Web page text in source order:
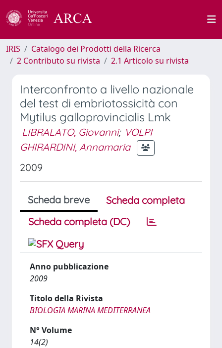
IRIS
Catalogo dei Prodotti della Ricerca
2 Contributo su rivista
2.1 Articolo su rivista
Interconfronto a livello nazionale
del test di embriotossicità con
Mytilus galloprovincialis Lmk
LIBRALATO, Giovanni; VOLPI
GHIRARDINI, Annamaria
2009
Scheda breve
Scheda completa
Scheda completa (DC)
Anno pubblicazione
2009
Titolo della Rivista
BIOLOGIA MARINA MEDITERRANEA
N° Volume
14(2)